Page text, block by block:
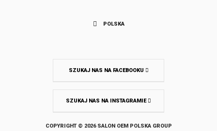
POLSKA
SZUKAJ NAS NA FACEBOOKU
SZUKAJ NAS NA INSTAGRAMIE
COPYRIGHT © 2026 SALON OEM POLSKA GROUP